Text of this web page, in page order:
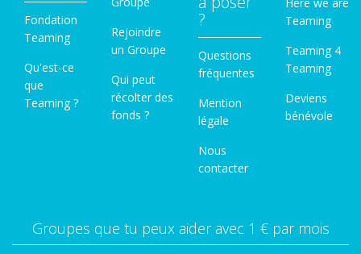
Fondation
Teaming
Qu'est-ce
que
Teaming ?
Rejoindre
un Groupe
Qui peut
récolter des
fonds ?
?
Questions
fréquentes
Mention
légale
Nous
contacter
Here we are
Teaming
Teaming 4
Teaming
Deviens
bénévole
Groupes que tu peux aider avec 1 € par mois